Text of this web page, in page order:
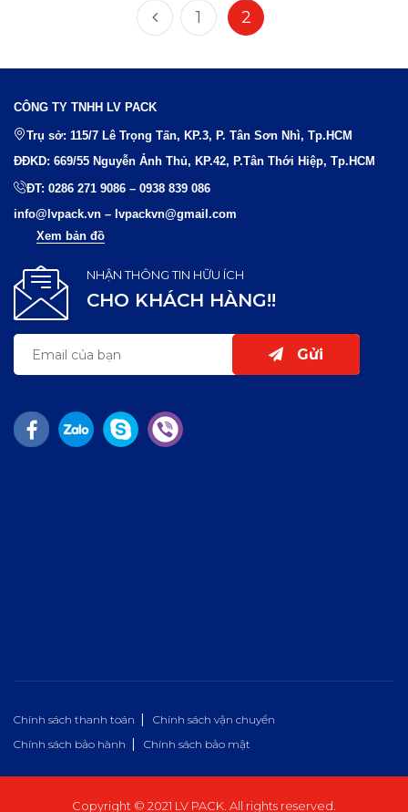
1 2
CÔNG TY TNHH LV PACK
Trụ sở: 115/7 Lê Trọng Tấn, KP.3, P. Tân Sơn Nhì, Tp.HCM
ĐĐKD: 669/55 Nguyễn Ảnh Thủ, KP.42, P.Tân Thới Hiệp, Tp.HCM
ĐT: 0286 271 9086 – 0938 839 086
info@lvpack.vn – lvpackvn@gmail.com
Xem bản đồ
NHẬN THÔNG TIN HỮU ÍCH
CHO KHÁCH HÀNG!!
Gửi
Chính sách thanh toán
Chính sách vận chuyển
Chính sách bảo hành
Chính sách bảo mật
Copyright © 2021 LV PACK. All rights reserved.